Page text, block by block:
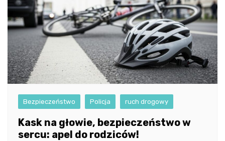
Bezpieczeństwo Policja ruch drogowy
Kask na głowie, bezpieczeństwo w
sercu: apel do rodziców!